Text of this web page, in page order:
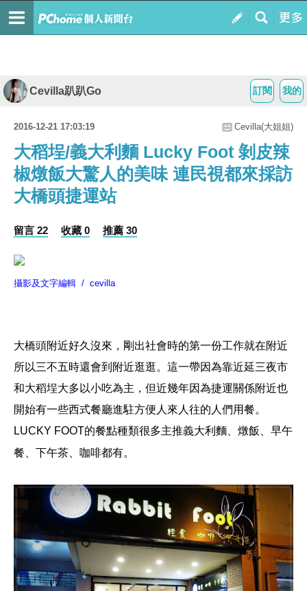
我的
訂閱
Cevilla趴趴Go
2016-12-21 17:03:19 Cevilla(大姐姐)
大稻埕/義大利麵 Lucky Foot 剝皮辣
椒燉飯大驚人的美味 連民視都來採訪
大橋頭捷運站
留言 22 收藏 0 推薦 30
攝影及文字編輯 / cevilla
大橋頭附近好久沒來，剛出社會時的第一份工作就在附近
所以三不五時還會到附近逛逛。這一帶因為靠近延三夜市
和大稻埕大多以小吃為主，但近幾年因為捷運關係附近也
開始有一些西式餐廳進駐方便人來人往的人們用餐。
LUCKY FOOT的餐點種類很多主推義大利麵、燉飯、早午
餐、下午茶、咖啡都有。